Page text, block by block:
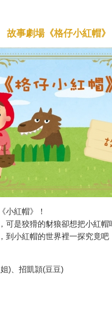
故事劇場《格仔小紅帽》
小紅帽》！
可是狡猾的豺狼卻想把小紅帽
到小紅帽的世界裡一探究竟吧
)、招凱頴(豆豆)